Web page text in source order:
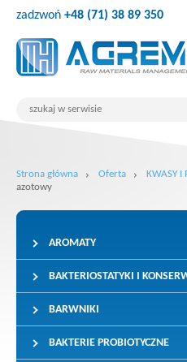
zadzwoń +48 (71) 38 89 350
Strona główna Oferta KWASY I
azotowy
AROMATY
BAKTERIOSTATYKI I
BARWNIKI
BAKTERIE PROBIOTYCZNE